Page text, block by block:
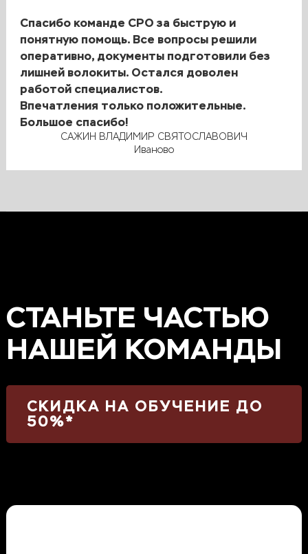
Спасибо команде СРО за быструю и
понятную помощь. Все вопросы решили
оперативно, документы подготовили без
лишней волокиты. Остался доволен
работой специалистов.
Впечатления только положительные.
Большое спасибо!
САЖИН ВЛАДИМИР СВЯТОСЛАВОВИЧ
Иваново
СТАНЬТЕ ЧАСТЬЮ
НАШЕЙ КОМАНДЫ
СКИДКА НА ОБУЧЕНИЕ ДО
50%*
Мытищи Подольск Балашиха
Нарьян-Мар Мелитополь
Анадырь